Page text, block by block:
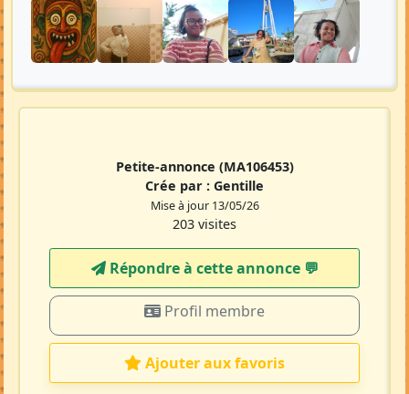
Petite-annonce (MA106453)
Crée par : Gentille
Mise à jour 13/05/26
203 visites
Répondre à cette annonce 💬​
Profil membre
Ajouter aux favoris